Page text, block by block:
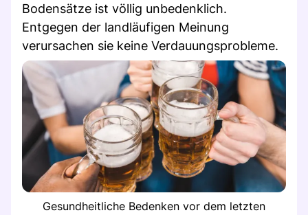
Bodensätze ist völlig unbedenklich.
Entgegen der landläufigen Meinung
verursachen sie keine Verdauungsprobleme.
Gesundheitliche Bedenken vor dem letzten